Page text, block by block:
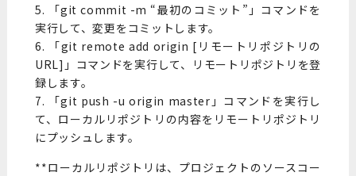
5. 「git commit -m “最初のコミット”」コマンドを
実行して、変更をコミットします。
6. 「git remote add origin [リモートリポジトリの
URL]」コマンドを実行して、リモートリポジトリを登
録します。
7. 「git push -u origin master」コマンドを実行し
て、ローカルリポジトリの内容をリモートリポジトリ
にプッシュします。
**ローカルリポジトリは、プロジェクトのソースコー